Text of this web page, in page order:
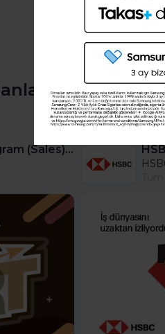
START Internship Program (Sales) - Istanbul